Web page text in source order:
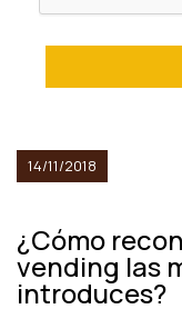
14/11/2018
¿Cómo
vending las
introduces?